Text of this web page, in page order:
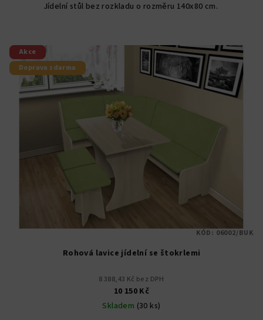
z
Jídelní stůl bez rozkladu o rozměru 140x80 cm.
Akce
Doprava zdarma
Rohová lavice jídelní se štokrlemi
8 388,43 Kč bez DPH
10 150 Kč
Skladem (30 ks)
KÓD: 06002/BUK